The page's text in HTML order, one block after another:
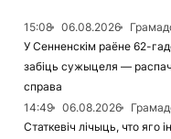
15:08 06.08.2026
У Сенненскім раёне 62-
забіць сужыцеля —
справа
14:49
06.08.2026
Статкевіч лічыць, что яго